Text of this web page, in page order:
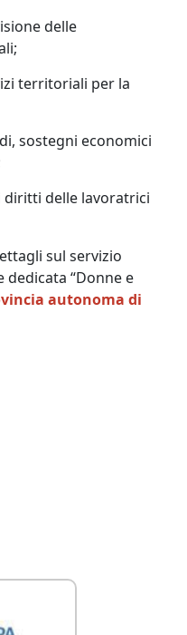
delle
territoriali per la
sostegni economici
delle lavoratrici
sul servizio
“Donne e
autonoma di